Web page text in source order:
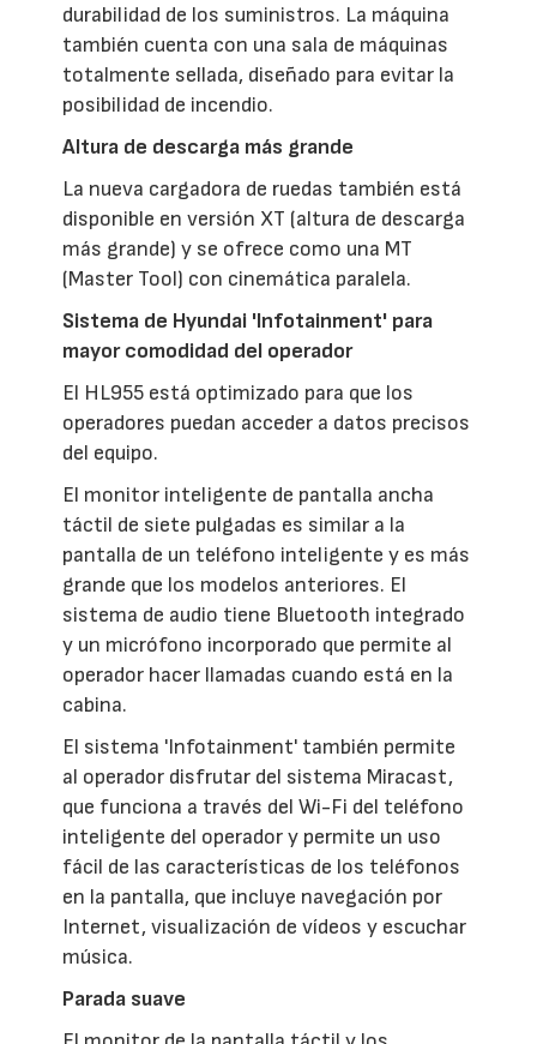
durabilidad de los suministros. La máquina
también cuenta con una sala de máquinas
totalmente sellada, diseñado para evitar la
posibilidad de incendio.
Altura de descarga más grande
La nueva cargadora de ruedas también está
disponible en versión XT (altura de descarga
más grande) y se ofrece como una MT
(Master Tool) con cinemática paralela.
Sistema de Hyundai 'Infotainment' para
mayor comodidad del operador
El HL955 está optimizado para que los
operadores puedan acceder a datos precisos
del equipo.
El monitor inteligente de pantalla ancha
táctil de siete pulgadas es similar a la
pantalla de un teléfono inteligente y es más
grande que los modelos anteriores. El
sistema de audio tiene Bluetooth integrado
y un micrófono incorporado que permite al
operador hacer llamadas cuando está en la
cabina.
El sistema 'Infotainment' también permite
al operador disfrutar del sistema Miracast,
que funciona a través del Wi-Fi del teléfono
inteligente del operador y permite un uso
fácil de las características de los teléfonos
en la pantalla, que incluye navegación por
Internet, visualización de vídeos y escuchar
música.
Parada suave